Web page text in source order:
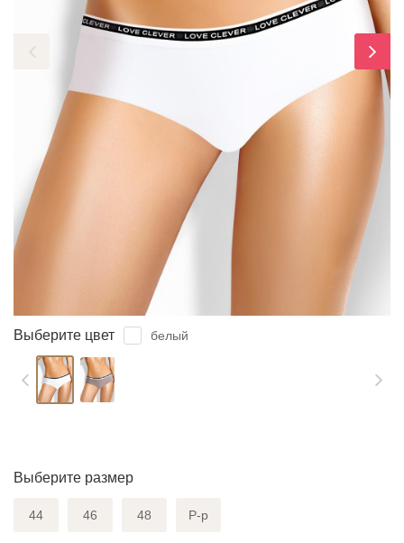
Выберите цвет белый
Выберите размер
44 46 48 Р-р